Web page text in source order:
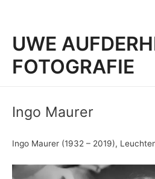
UWE
FOTOGRAFIE
Ingo Maurer
Ingo Maurer (1932 – 2019),